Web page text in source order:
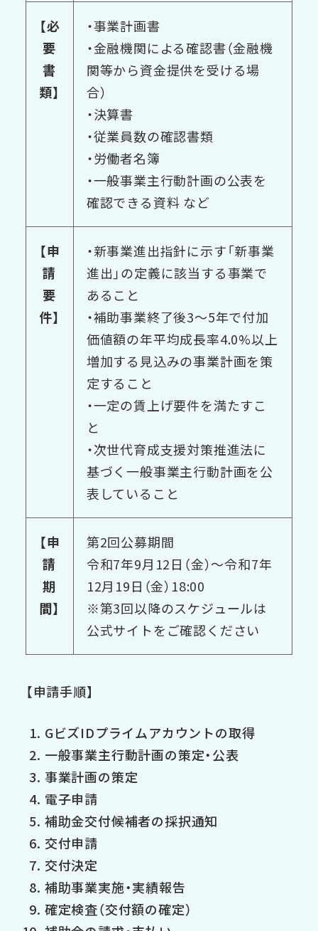
【必
要
書
類】
・事業計画書
・金融機関による確認書（金融機
関等から資金提供を受ける場
合）
・決算書
・従業員数の確認書類
・労働者名簿
・一般事業主行動計画の公表を
確認できる資料 など
【申
請
要
件】
・新事業進出指針に示す「新事業
進出」の定義に該当する事業で
あること
・補助事業終了後3〜5年で付加
価値額の年平均成長率4.0%以上
増加する見込みの事業計画を策
定すること
・一定の賃上げ要件を満たすこ
と
・次世代育成支援対策推進法に
基づく一般事業主行動計画を公
表していること
【申
請
期
間】
第2回公募期間
令和7年9月12日（金）～令和7年
12月19日（金）18:00
※第3回以降のスケジュールは
公式サイトをご確認ください
【申請手順】
GビズIDプライムアカウントの取得
一般事業主行動計画の策定・公表
事業計画の策定
電子申請
補助金交付候補者の採択通知
交付申請
交付決定
補助事業実施・実績報告
確定検査（交付額の確定）